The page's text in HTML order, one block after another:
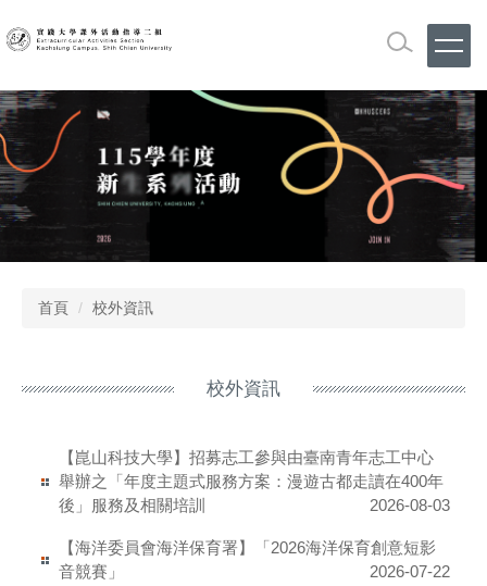
到
內
區
首頁 校外資訊
校外資訊
【崑山科技大學】招募志工參與由臺南青年志工中心
舉辦之「年度主題式服務方案：漫遊古都走讀在400年
後」服務及相關培訓
2026-08-03
【海洋委員會海洋保育署】「2026海洋保育創意短影
音競賽」
2026-07-22